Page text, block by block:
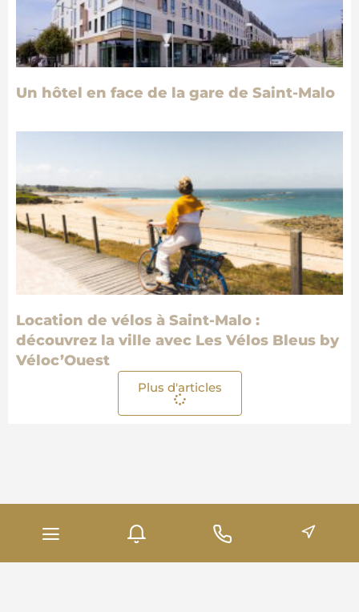
Un hôtel en face de la gare de Saint-Malo
Location de vélos à Saint-Malo :
découvrez la ville avec Les Vélos Bleus by
Véloc’Ouest
Plus d'articles